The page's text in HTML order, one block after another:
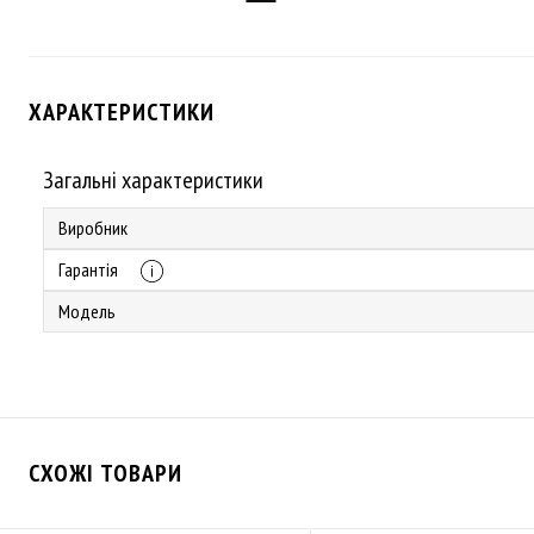
ХАРАКТЕРИСТИКИ
Загальні характеристики
Виробник
Гарантія
Модель
СХОЖІ ТОВАРИ